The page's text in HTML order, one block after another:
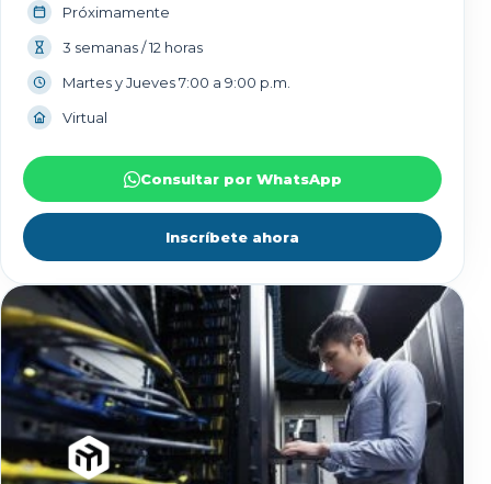
Próximamente
3 semanas / 12 horas
Martes y Jueves 7:00 a 9:00 p.m.
Virtual
Consultar por WhatsApp
Inscríbete ahora